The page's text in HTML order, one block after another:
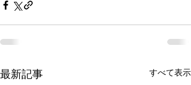
最新記事 すべて表示